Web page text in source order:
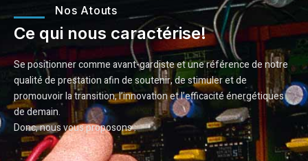
Nos Atouts
Ce qui nous caractérise!
Se positionner comme avant-gardiste et une référence de notre
qualité de prestation afin de soutenir, de stimuler et de
promouvoir la transition, l’innovation et l’efficacité énergétiques
de demain.
Donc, nous vous proposons :